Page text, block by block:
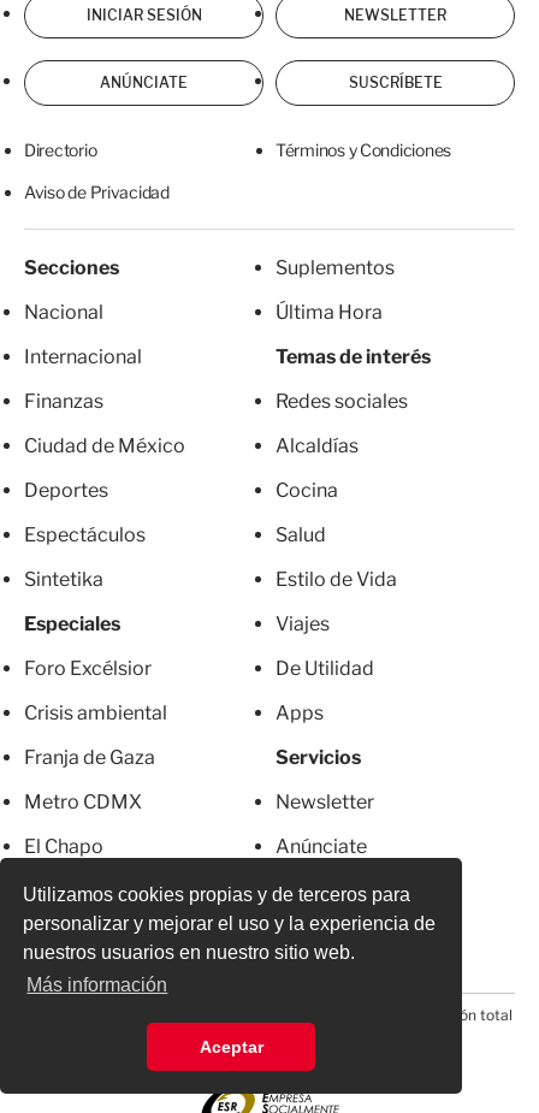
Utilizamos cookies propias y de terceros para
personalizar y mejorar el uso y la experiencia de
nuestros usuarios en nuestro sitio web.
Más información
Aceptar
INICIAR SESIÓN NEWSLETTER
ANÚNCIATE SUSCRÍBETE
Directorio Términos y Condiciones
Aviso de Privacidad
Secciones
Nacional
Internacional
Finanzas
Ciudad de México
Deportes
Espectáculos
Sintetika
Especiales
Foro Excélsior
Crisis ambiental
Franja de Gaza
Metro CDMX
El Chapo
Más Excelsior
Mujeres
Suplementos
Última Hora
Temas de interés
Redes sociales
Alcaldías
Cocina
Salud
Estilo de Vida
Viajes
De Utilidad
Apps
Servicios
Newsletter
Anúnciate
Directorio
Suscripciones
© 2026 Todos los derechos reservados. Prohibida la reproducción total
o parcial, incluyendo cualquier medio electrónico*